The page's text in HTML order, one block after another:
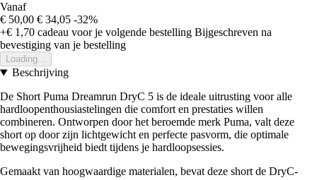
Vanaf
€ 50,00 € 34,05 -32%
+€ 1,70 cadeau voor je volgende bestelling Bijgeschreven na
bevestiging van je bestelling
Loading...
Beschrijving
De Short Puma Dreamrun DryC 5 is de ideale uitrusting voor alle
hardloopenthousiastelingen die comfort en prestaties willen
combineren. Ontworpen door het beroemde merk Puma, valt deze
short op door zijn lichtgewicht en perfecte pasvorm, die optimale
bewegingsvrijheid biedt tijdens je hardloopsessies.
Gemaakt van hoogwaardige materialen, bevat deze short de DryC-